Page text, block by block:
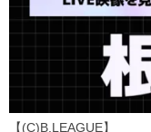
【(C)B.LEAGUE】